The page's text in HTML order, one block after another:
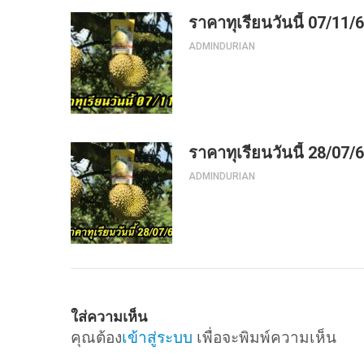
ราคาทุเรียนวันนี้ 07/11/
ADMINDURIAN
ราคาทุเรียนวันนี้ 28/07/
ADMINDURIAN
ใส่ความเห็น
คุณต้องเข้าสู่ระบบ เพื่อจะพิมพ์ความเห็น